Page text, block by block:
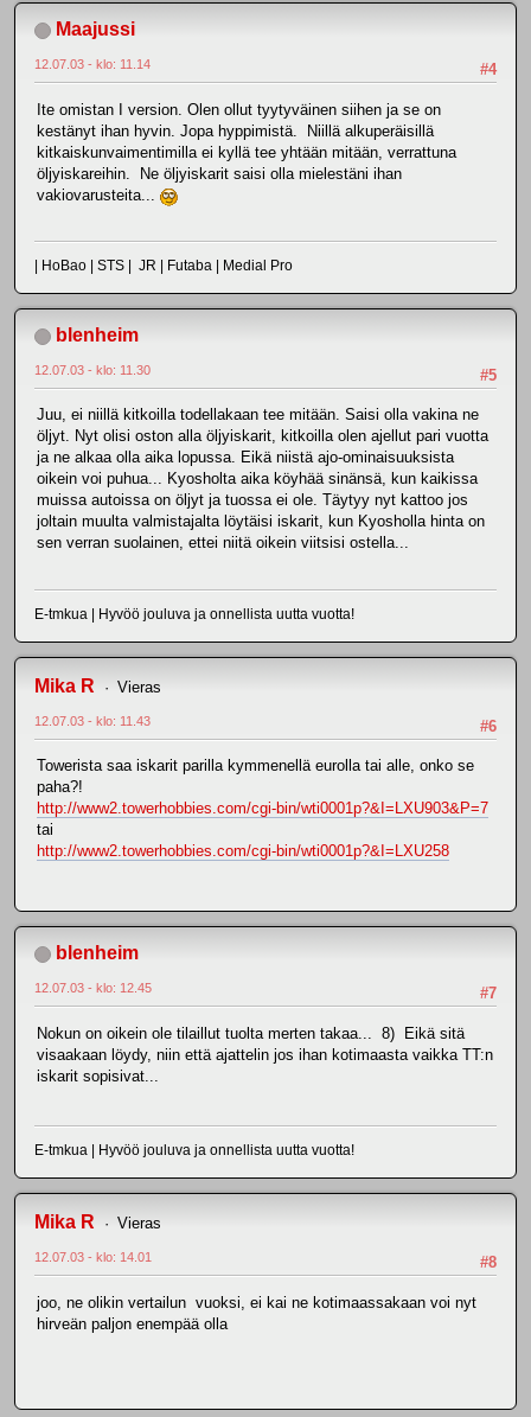
Maajussi
#4
12.07.03 - klo: 11.14
Ite omistan I version. Olen ollut tyytyväinen siihen ja se on
kestänyt ihan hyvin. Jopa hyppimistä. Niillä alkuperäisillä
kitkaiskunvaimentimilla ei kyllä tee yhtään mitään, verrattuna
öljyiskareihin. Ne öljyiskarit saisi olla mielestäni ihan
vakiovarusteita...
| HoBao | STS | JR | Futaba | Medial Pro
blenheim
#5
12.07.03 - klo: 11.30
Juu, ei niillä kitkoilla todellakaan tee mitään. Saisi olla vakina ne
öljyt. Nyt olisi oston alla öljyiskarit, kitkoilla olen ajellut pari vuotta
ja ne alkaa olla aika lopussa. Eikä niistä ajo-ominaisuuksista
oikein voi puhua... Kyosholta aika köyhää sinänsä, kun kaikissa
muissa autoissa on öljyt ja tuossa ei ole. Täytyy nyt kattoo jos
joltain muulta valmistajalta löytäisi iskarit, kun Kyosholla hinta on
sen verran suolainen, ettei niitä oikein viitsisi ostella...
E-tmkua | Hyvöö jouluva ja onnellista uutta vuotta!
Mika R Vieras
#6
12.07.03 - klo: 11.43
Towerista saa iskarit parilla kymmenellä eurolla tai alle, onko se
paha?!
http://www2.towerhobbies.com/cgi-bin/wti0001p?&I=LXU903&P=7
tai
http://www2.towerhobbies.com/cgi-bin/wti0001p?&I=LXU258
blenheim
#7
12.07.03 - klo: 12.45
Nokun on oikein ole tilaillut tuolta merten takaa... 8) Eikä sitä
visaakaan löydy, niin että ajattelin jos ihan kotimaasta vaikka TT:n
iskarit sopisivat...
E-tmkua | Hyvöö jouluva ja onnellista uutta vuotta!
Mika R Vieras
#8
12.07.03 - klo: 14.01
joo, ne olikin vertailun vuoksi, ei kai ne kotimaassakaan voi nyt
hirveän paljon enempää olla